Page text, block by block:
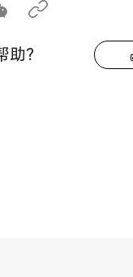
助？